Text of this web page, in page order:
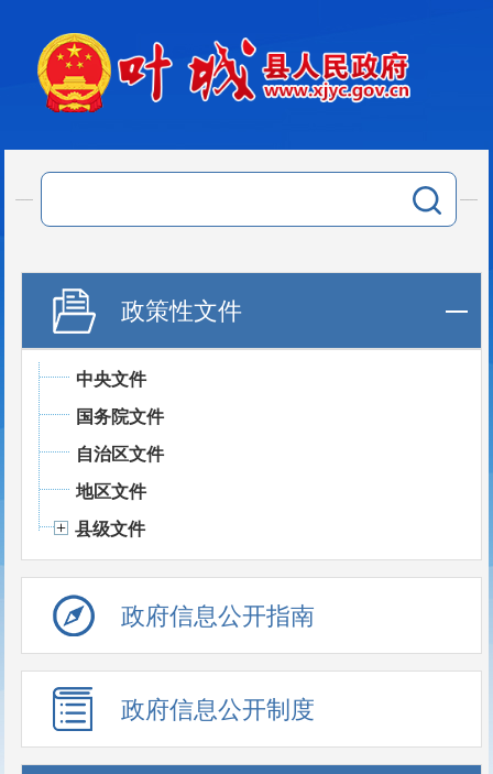
政策性文件
中央文件
国务院文件
自治区文件
地区文件
县级文件
政府信息公开指南
政府信息公开制度